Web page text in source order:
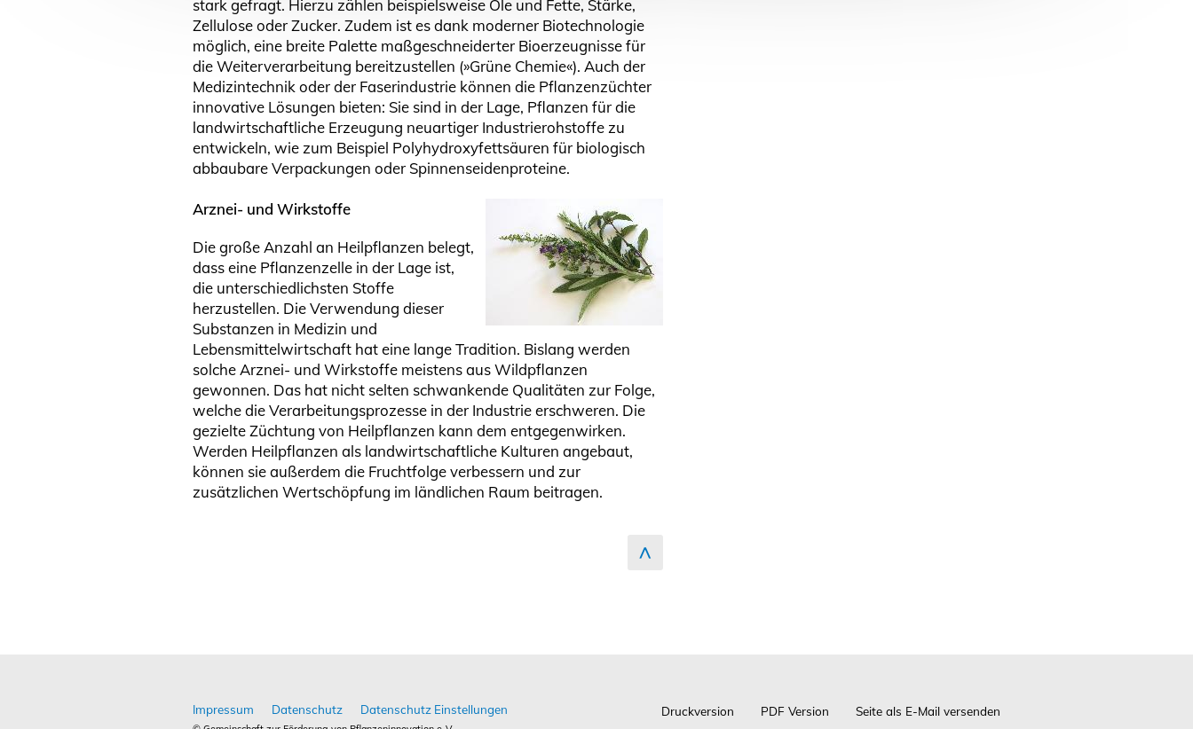
stark gefragt. Hierzu zählen beispielsweise Öle und Fette, Stärke,
Zellulose oder Zucker. Zudem ist es dank moderner Biotechnologie
möglich, eine breite Palette maßgeschneiderter Bioerzeugnisse für
die Weiterverarbeitung bereitzustellen (»Grüne Chemie«). Auch der
Medizintechnik oder der Faserindustrie können die Pflanzenzüchter
innovative Lösungen bieten: Sie sind in der Lage, Pflanzen für die
landwirtschaftliche Erzeugung neuartiger Industrierohstoffe zu
entwickeln, wie zum Beispiel Polyhydroxyfettsäuren für biologisch
abbaubare Verpackungen oder Spinnenseidenproteine.
Arznei- und Wirkstoffe
Die große Anzahl an Heilpflanzen belegt,
dass eine Pflanzenzelle in der Lage ist,
die unterschiedlichsten Stoffe
herzustellen. Die Verwendung dieser
Substanzen in Medizin und
Lebensmittelwirtschaft hat eine lange Tradition. Bislang werden
solche Arznei- und Wirkstoffe meistens aus Wildpflanzen
gewonnen. Das hat nicht selten schwankende Qualitäten zur Folge,
welche die Verarbeitungsprozesse in der Industrie erschweren. Die
gezielte Züchtung von Heilpflanzen kann dem entgegenwirken.
Werden Heilpflanzen als landwirtschaftliche Kulturen angebaut,
können sie außerdem die Fruchtfolge verbessern und zur
zusätzlichen Wertschöpfung im ländlichen Raum beitragen.
zum Seitenanfang
Impressum Datenschutz